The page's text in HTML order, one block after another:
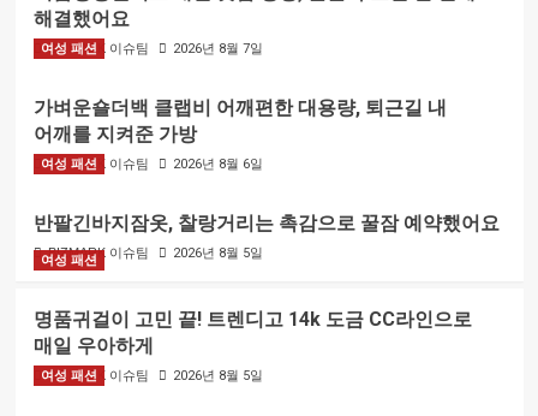
해결했어요
BIZMARK 이슈팀 2026년 8월 7일
여성 패션
가벼운숄더백 클랩비 어깨편한 대용량, 퇴근길 내
어깨를 지켜준 가방
BIZMARK 이슈팀 2026년 8월 6일
여성 패션
반팔긴바지잠옷, 찰랑거리는 촉감으로 꿀잠 예약했어요
BIZMARK 이슈팀 2026년 8월 5일
여성 패션
명품귀걸이 고민 끝! 트렌디고 14k 도금 CC라인으로
매일 우아하게
BIZMARK 이슈팀 2026년 8월 5일
여성 패션